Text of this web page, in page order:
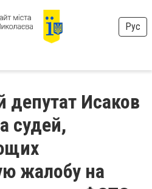
Рус
депутат Исаков
судей,
жалобу на